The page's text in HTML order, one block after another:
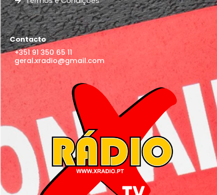
Contacto
+351 91 350 65 11
geral.xradio@gmail.com